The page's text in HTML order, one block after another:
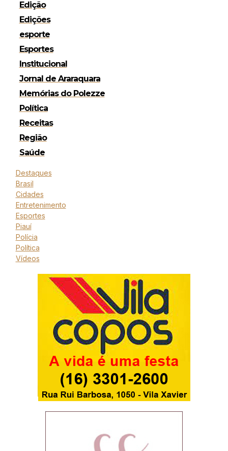
Edição
Edições
esporte
Esportes
Institucional
Jornal de Araraquara
Memórias do Polezze
Política
Receitas
Região
Saúde
Destaques
Brasil
Cidades
Entretenimento
Esportes
Piauí
Polícia
Política
Vídeos